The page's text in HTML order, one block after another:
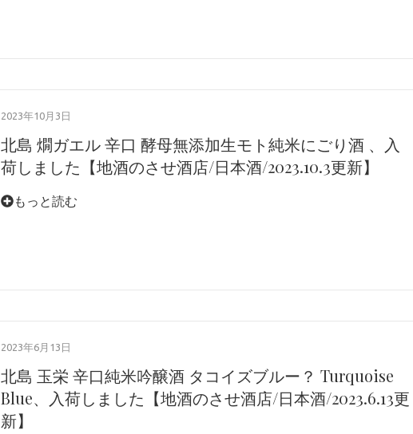
2023年10月3日
北島 燗ガエル 辛口 酵母無添加生モト純米にごり酒 、入
荷しました【地酒のさせ酒店/日本酒/2023.10.3更新】
もっと読む
2023年6月13日
北島 玉栄 辛口純米吟醸酒 タコイズブルー？ Turquoise
Blue、入荷しました【地酒のさせ酒店/日本酒/2023.6.13更
新】